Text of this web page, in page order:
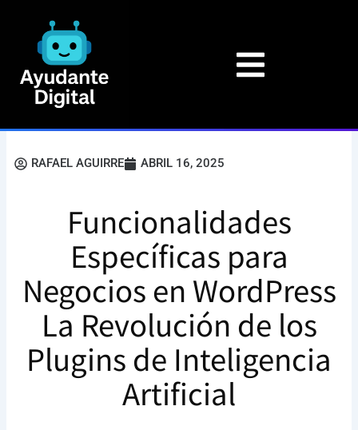
contenido
RAFAEL AGUIRRE ABRIL 16, 2025
Funcionalidades
Específicas para
Negocios en WordPress
La Revolución de los
Plugins de Inteligencia
Artificial